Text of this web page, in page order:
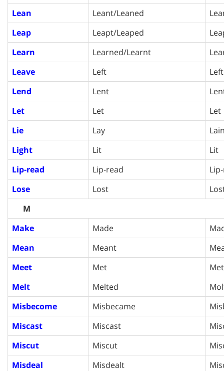
Lean Leant/Leaned
Leap
Leapt/Leaped
Learn
Learned/Learnt
Leave
Left
Left
Lend
Lent
Let
Let
Let
Lie
Lay
Light
Lit
Lit
Lip-read
Lip-read
Lose
Lost
M
Make
Made
Mean
Meant
Meet
Met
Met
Melt
Melted
Misbecome
Misbecame
Miscast
Miscast
Miscut
Miscut
Misdeal
Misdealt